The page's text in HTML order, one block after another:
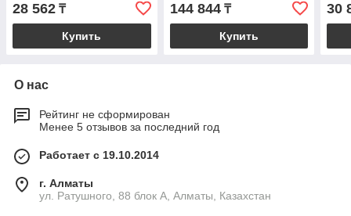
28 562 ₸
Купить
144 844₸
Купить
30
О нас
Рейтинг не сформирован
Менее 5 отзывов за последний год
Работает с 19.10.2014
г. Алматы
ул. Ратушного, 88 блок A, Алматы, Казахстан